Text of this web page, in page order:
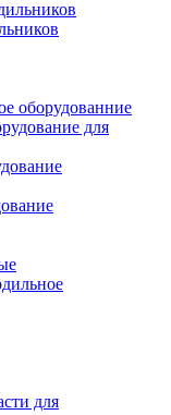
оборудованние
для
для